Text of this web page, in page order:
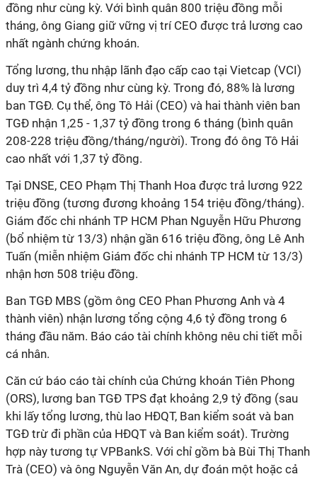
đồng như cùng kỳ. Với bình quân 800 triệu đồng mỗi
tháng, ông Giang giữ vững vị trí CEO được trả lương cao
nhất ngành chứng khoán.
Tổng lương, thu nhập lãnh đạo cấp cao tại Vietcap (VCI)
duy trì 4,4 tỷ đồng như cùng kỳ. Trong đó, 88% là lương
ban TGĐ. Cụ thể, ông Tô Hải (CEO) và hai thành viên ban
TGĐ nhận 1,25 - 1,37 tỷ đồng trong 6 tháng (bình quân
208-228 triệu đồng/tháng/người). Trong đó ông Tô Hải
cao nhất với 1,37 tỷ đồng.
Tại DNSE, CEO Phạm Thị Thanh Hoa được trả lương 922
triệu đồng (tương đương khoảng 154 triệu đồng/tháng).
Giám đốc chi nhánh TP HCM Phan Nguyễn Hữu Phương
(bổ nhiệm từ 13/3) nhận gần 616 triệu đồng, ông Lê Anh
Tuấn (miễn nhiệm Giám đốc chi nhánh TP HCM từ 13/3)
nhận hơn 508 triệu đồng.
Ban TGĐ MBS (gồm ông CEO Phan Phương Anh và 4
thành viên) nhận lương tổng cộng 4,6 tỷ đồng trong 6
tháng đầu năm. Báo cáo tài chính không nêu chi tiết mỗi
cá nhân.
Căn cứ báo cáo tài chính của Chứng khoán Tiên Phong
(ORS), lương ban TGĐ TPS đạt khoảng 2,9 tỷ đồng (sau
khi lấy tổng lương, thù lao HĐQT, Ban kiểm soát và ban
TGĐ trừ đi phần của HĐQT và Ban kiểm soát). Trường
hợp này tương tự VPBankS. Với chỉ gồm bà Bùi Thị Thanh
Trà (CEO) và ông Nguyễn Văn An, dự đoán một hoặc cả